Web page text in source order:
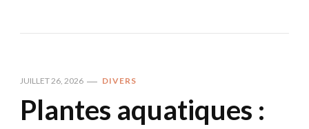
JUILLET 26, 2026 DIVERS
Plantes aquatiques :